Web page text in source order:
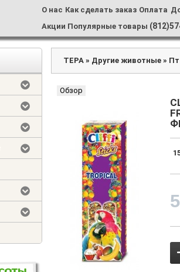
О нас Как сделать заказ Оплата
Акции Популярные товары
ТЕРА » Другие животные »
Обзор